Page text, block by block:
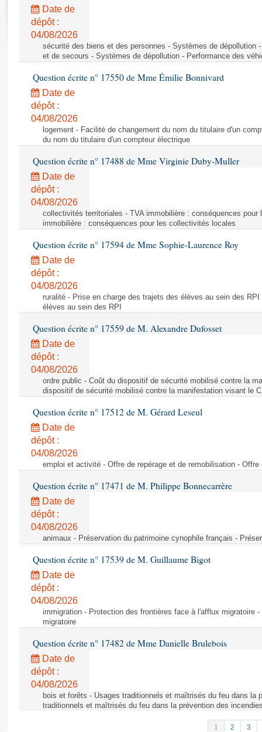
Rapports législatifs
Rapports sur l'application des lois
Baromètre de l’application des lois
Dossiers législatifs
Budget et sécurité sociale
Questions écrites et orales
Comptes rendus des débats
Date de
dépôt :
04/08/2026
sécurité des biens et des personnes - Systèmes de dépollution
et de secours - Systèmes de dépollution - Performance des
Question écrite n° 17550 de Mme Émilie Bonnivard
Date de
dépôt :
04/08/2026
logement - Facilité de changement du nom du titulaire d'un
du nom du titulaire d'un compteur électrique
Question écrite n° 17488 de Mme Virginie Duby-Muller
Date de
dépôt :
04/08/2026
collectivités territoriales - TVA immobilière : conséquences
immobilière : conséquences pour les collectivités locales
Question écrite n° 17594 de Mme Sophie-Laurence Roy
Date de
dépôt :
04/08/2026
ruralité - Prise en charge des trajets des élèves au sein des
élèves au sein des RPI
Question écrite n° 17559 de M. Alexandre Dufosset
Date de
dépôt :
04/08/2026
ordre public - Coût du dispositif de sécurité mobilisé contre la
dispositif de sécurité mobilisé contre la manifestation visant le
Question écrite n° 17512 de M. Gérard Leseul
Date de
dépôt :
04/08/2026
emploi et activité - Offre de repérage et de remobilisation -
Question écrite n° 17471 de M. Philippe Bonnecarrère
Date de
dépôt :
04/08/2026
animaux - Préservation du patrimoine cynophile français -
Question écrite n° 17539 de M. Guillaume Bigot
Date de
dépôt :
04/08/2026
immigration - Protection des frontières face à l'afflux migratoire
migratoire
Question écrite n° 17482 de Mme Danielle Brulebois
Date de
dépôt :
04/08/2026
bois et forêts - Usages traditionnels et maîtrisés du feu dans la
traditionnels et maîtrisés du feu dans la prévention des
1 2 3